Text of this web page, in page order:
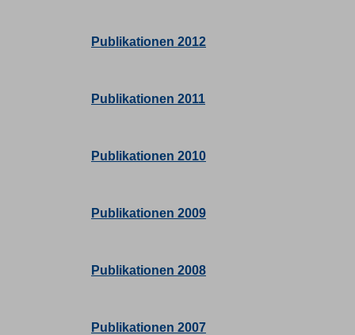
Publikationen 2012
Publikationen 2011
Publikationen 2010
Publikationen 2009
Publikationen 2008
Publikationen 2007